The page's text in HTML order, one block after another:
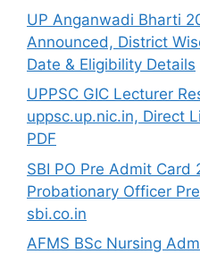
UP Anganwadi Bharti
Announced, District
Date & Eligibility Details
UPPSC GIC Lecturer
uppsc.up.nic.in, Direct
PDF
SBI PO Pre Admit Card
Probationary Officer
sbi.co.in
AFMS BSc Nursing